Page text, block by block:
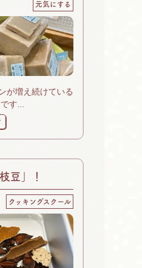
元気にする
が増え続けている
す...
豆」！
クッキングスクール